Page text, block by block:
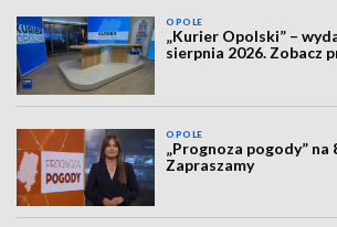
OPOLE
„Kurier Opolski” –
sierpnia 2026. Zobacz
OPOLE
„Prognoza pogody” na
Zapraszamy